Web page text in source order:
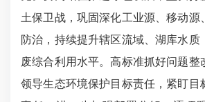
土保卫战，巩固深化工业源、移动源
防治，持续提升辖区流域、湖库水质
废综合利用水平。高标准抓好问题整
领导生态环境保护目标责任，紧盯目